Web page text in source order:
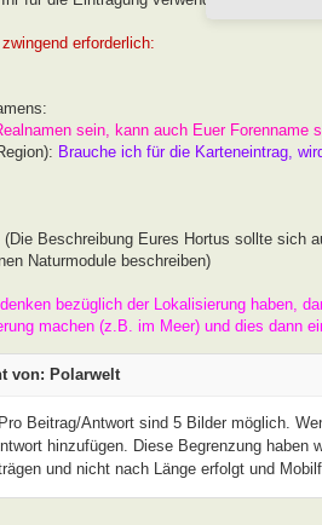
erforderlich:
sein, kann auch Euer Forenname
Brauche ich für die Karteneintrag,
Beschreibung Eures Hortus sollte sich
Naturmodule beschreiben)
bezüglich der Lokalisierung haben,
machen (z.B. im Meer) und dies dann
von: Polarwelt
Beitrag/Antwort sind 5 Bilder möglich.
hinzufügen. Diese Begrenzung
und nicht nach Länge erfolgt und